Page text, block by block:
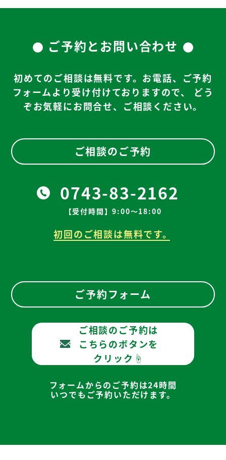
ご予約とお問い合わせ
初めてのご相談は無料です。お電話、ご予約
フォームより受け付けておりますので、
どう
ぞお気軽にお問合せ、ご相談ください。
ご相談のご予約
0743-83-2162
【受付時間】9:00～18:00
初回のご相談は無料です。
ご予約フォーム
ご相談のご予約は
こちらのボタンを
クリック☝
フォームからのご予約は24時間
いつでもご予約いただけます。